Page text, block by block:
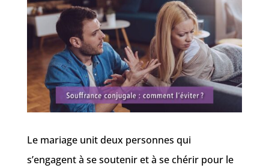
Le mariage unit deux personnes qui
s’engagent à se soutenir et à se chérir pour le